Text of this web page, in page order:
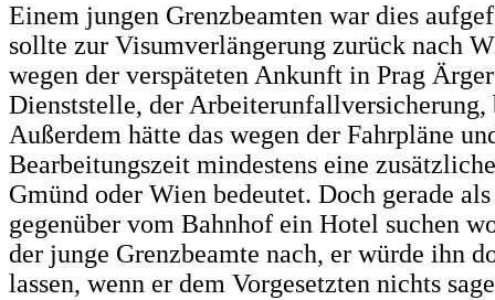
Einem jungen Grenzbeamten war dies
sollte zur Visumverlängerung zurück nach
wegen der verspäteten Ankunft in Prag
Dienststelle, der Arbeiterunfallversicherung,
Außerdem hätte das wegen der Fahrpläne
Bearbeitungszeit mindestens eine
Gmünd oder Wien bedeutet. Doch gerade
gegenüber vom Bahnhof ein Hotel suchen
der junge Grenzbeamte nach, er würde ihn
lassen, wenn er dem Vorgesetzten nichts